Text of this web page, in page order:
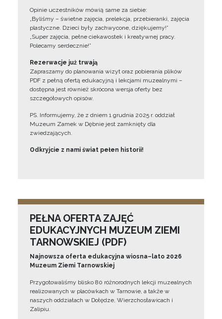
Opinie uczestników mówią same za siebie:
„Byliśmy – świetne zajęcia, prelekcja, przebieranki, zajęcia
plastyczne. Dzieci były zachwycone, dziękujemy!”
„Super zajęcia, pełne ciekawostek i kreatywnej pracy.
Polecamy serdecznie!”
Rezerwacje już trwają
Zapraszamy do planowania wizyt oraz pobierania plików
PDF z pełną ofertą edukacyjną i lekcjami muzealnymi –
dostępna jest również skrócona wersja oferty bez
szczegółowych opisów.
PS. Informujemy, że z dniem 1 grudnia 2025 r. oddział
Muzeum Zamek w Dębnie jest zamknięty dla
zwiedzających.
Odkryjcie z nami świat pełen historii!
PEŁNA OFERTA ZAJĘĆ
EDUKACYJNYCH MUZEUM ZIEMI
TARNOWSKIEJ (PDF)
Najnowsza oferta edukacyjna wiosna–lato 2026
Muzeum Ziemi Tarnowskiej
Przygotowaliśmy blisko 80 różnorodnych lekcji muzealnych
realizowanych w placówkach w Tarnowie, a także w
naszych oddziałach w Dołędze, Wierzchosławicach i
Zalipiu.